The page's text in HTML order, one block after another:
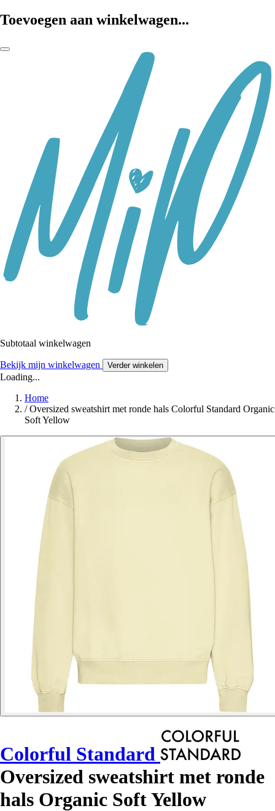
Toevoegen aan winkelwagen...
Subtotaal winkelwagen
Bekijk mijn winkelwagen Verder winkelen
Loading...
Home
/ Oversized sweatshirt met ronde hals Colorful Standard Organic
Soft Yellow
Colorful Standard
Oversized sweatshirt met ronde
hals Organic Soft Yellow